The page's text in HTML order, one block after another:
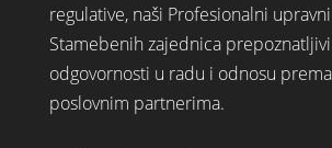
regulative, naši Profesionalni
Stamebenih zajednica
odgovornosti u radu i odnosu
poslovnim partnerima.